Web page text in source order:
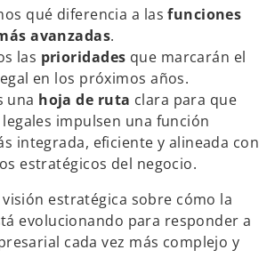
qué diferencia a lasfunciones
avanzadas.
las prioridades que marcarán el
en los próximos años.
una hoja de ruta clara para que
impulsen una función
integrada, eficiente y alineada con
estratégicos del negocio.
estratégica sobre cómo la
evolucionando para responder a
cada vez más complejo y